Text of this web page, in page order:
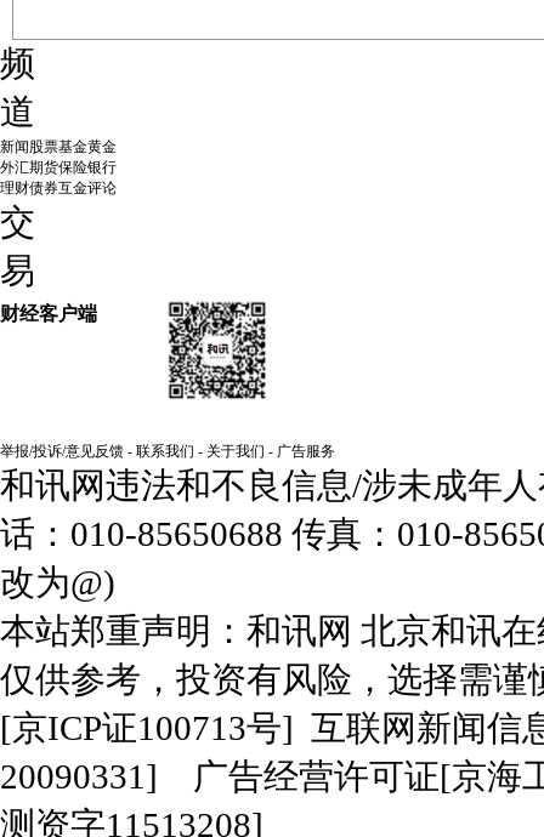
频
道
新闻股票基金黄金
外汇期货保险银行
理财债券互金评论
交
易
财经客户端
举报/投诉/意见反馈 - 联系我们 - 关于我们 - 广告服务
和讯网违法和不良信息/涉未成年
话：010-85650688 传真：010-
改为@)
本站郑重声明：和讯网 北京和讯
仅供参考，投资有风险，选择需谨
[京ICP证100713号] 互联网新闻信
20090331] 广告经营许可证[京海
测资字11513208]